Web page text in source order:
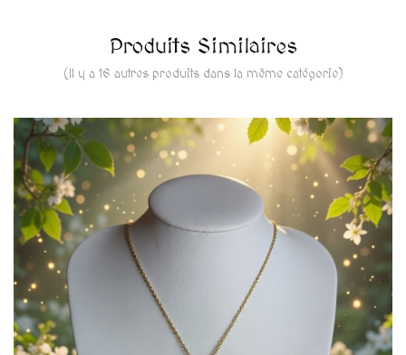
Produits Similaires
(Il y a 16 autres produits dans la même catégorie)